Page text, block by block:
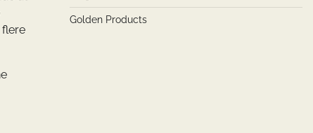
Golden Products